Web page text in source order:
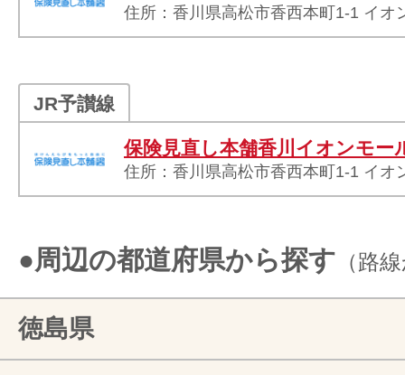
住所：香川県高松市香西本町1-1 イオ
JR予讃線
保険見直し本舗香川イオンモー
住所：香川県高松市香西本町1-1 イオ
●周辺の都道府県から探す （路
徳島県